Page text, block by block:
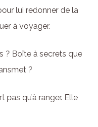
lui redonner de la
à voyager.
? Boîte à secrets que
?
pas qu’à ranger. Elle